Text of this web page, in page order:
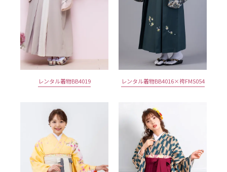
レンタル着物BB4019 レンタル着物BB4016×袴FMS054